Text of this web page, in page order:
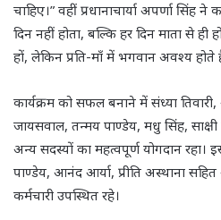
चाहिए।” वहीं प्रधानाचार्या अपर्णा सिंह
दिन नहीं होता, बल्कि हर दिन माता से ही
हों, लेकिन प्रति-माँ में भगवान अवश्य होते
कार्यक्रम को सफल बनाने में संध्या
जायसवाल, तन्मय पाण्डेय, मधु सिंह, साक्षी
अन्य सदस्यों का महत्वपूर्ण योगदान रहा।
पाण्डेय, आनंद आर्या, प्रीति अस्थाना
कर्मचारी उपस्थित रहे।